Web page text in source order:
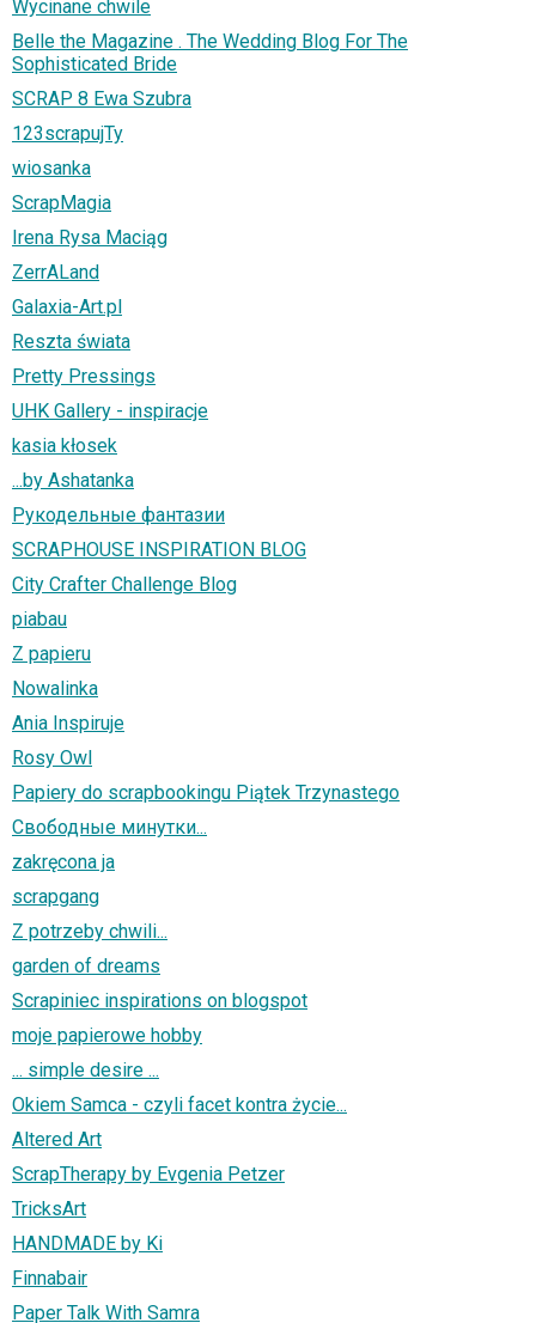
Wycinane chwile
Belle the Magazine . The Wedding Blog For The
Sophisticated Bride
SCRAP 8 Ewa Szubra
123scrapujTy
wiosanka
ScrapMagia
Irena Rysa Maciąg
ZerrALand
Galaxia-Art.pl
Reszta świata
Pretty Pressings
UHK Gallery - inspiracje
kasia kłosek
...by Ashatanka
Рукодельные фантазии
SCRAPHOUSE INSPIRATION BLOG
City Crafter Challenge Blog
piabau
Z papieru
Nowalinka
Ania Inspiruje
Rosy Owl
Papiery do scrapbookingu Piątek Trzynastego
Свободные минутки...
zakręcona ja
scrapgang
Z potrzeby chwili...
garden of dreams
Scrapiniec inspirations on blogspot
moje papierowe hobby
... simple desire ...
Okiem Samca - czyli facet kontra życie...
Altered Art
ScrapTherapy by Evgenia Petzer
TricksArt
HANDMADE by Ki
Finnabair
Paper Talk With Samra